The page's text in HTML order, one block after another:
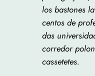
los bastones
centos de
das
corredor
cassetetes.